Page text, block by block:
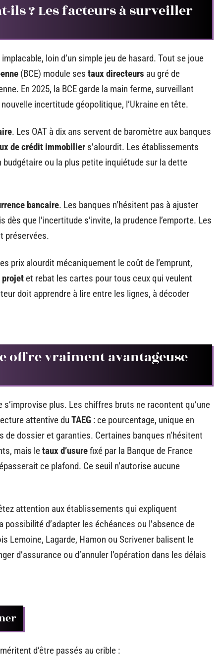
ils ? Les facteurs à surveiller
loin d’un simple jeu de hasard. Tout se joue
(BCE) module ses taux directeurs au gré de
En 2025, la BCE garde la main ferme, surveillant
incertitude géopolitique, l’Ukraine en tête.
. Les OAT à dix ans servent de baromètre aux banques
de crédit immobilier s’alourdit. Les établissements
ou la plus petite inquiétude sur la dette
bancaire. Les banques n’hésitent pas à ajuster
que l’incertitude s’invite, la prudence l’emporte. Les
préservées.
prix alourdit mécaniquement le coût de l’emprunt,
projet et rebat les cartes pour tous ceux qui veulent
doit apprendre à lire entre les lignes, à décoder
offre vraiment avantageuse
s’improvise plus. Les chiffres bruts ne racontent qu’une
attentive du TAEG : ce pourcentage, unique en
dossier et garanties. Certaines banques n’hésitent
mais letaux d’usurefixé par la Banque de France
ce plafond. Ce seuil n’autorise aucune
attention aux établissements qui expliquent
d’adapter les échéances ou l’absence de
Lemoine, Lagarde, Hamon ou Scrivener balisent le
d’assurance ou d’annuler l’opération dans les délais
d’être passés au crible :